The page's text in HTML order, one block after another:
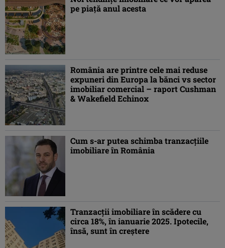
pe piață anul acesta
România are printre cele mai reduse
expuneri din Europa la bănci vs sector
imobiliar comercial – raport Cushman
& Wakefield Echinox
Cum s-ar putea schimba tranzacțiile
imobiliare în România
Tranzacții imobiliare în scădere cu
circa 18%, în ianuarie 2025. Ipotecile,
însă, sunt în creștere